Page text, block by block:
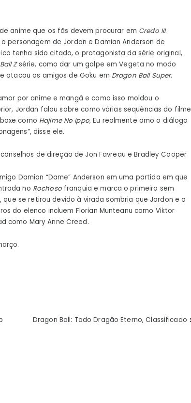
anime que os fãs devem procurar em Credo III.
personagem de Jordan e Damian Anderson de
tenha sido citado, o protagonista da série original,
Zsérie, como dar um golpe em Vegeta no modo
atacou os amigos de Goku em Dragon Ball Super.
por anime e mangá e como isso moldou o
Jordan falou sobre como várias sequências do filme
como Hajime No Ippo, Eu realmente amo o diálogo
disse ele.
de direção de Jon Favreau e Bradley Cooper
Damian “Dame” Anderson em uma partida em que
no Rochosofranquia e marca o primeiro sem
se retirou devido à virada sombria que Jordon e o
do elenco incluem Florian Munteanu como Viktor
como Mary Anne Creed.
Dragon Ball: Todo Dragão Eterno, Classificado